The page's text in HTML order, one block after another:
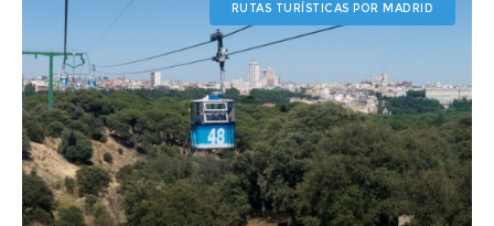
RUTAS TURÍSTICAS POR MADRID